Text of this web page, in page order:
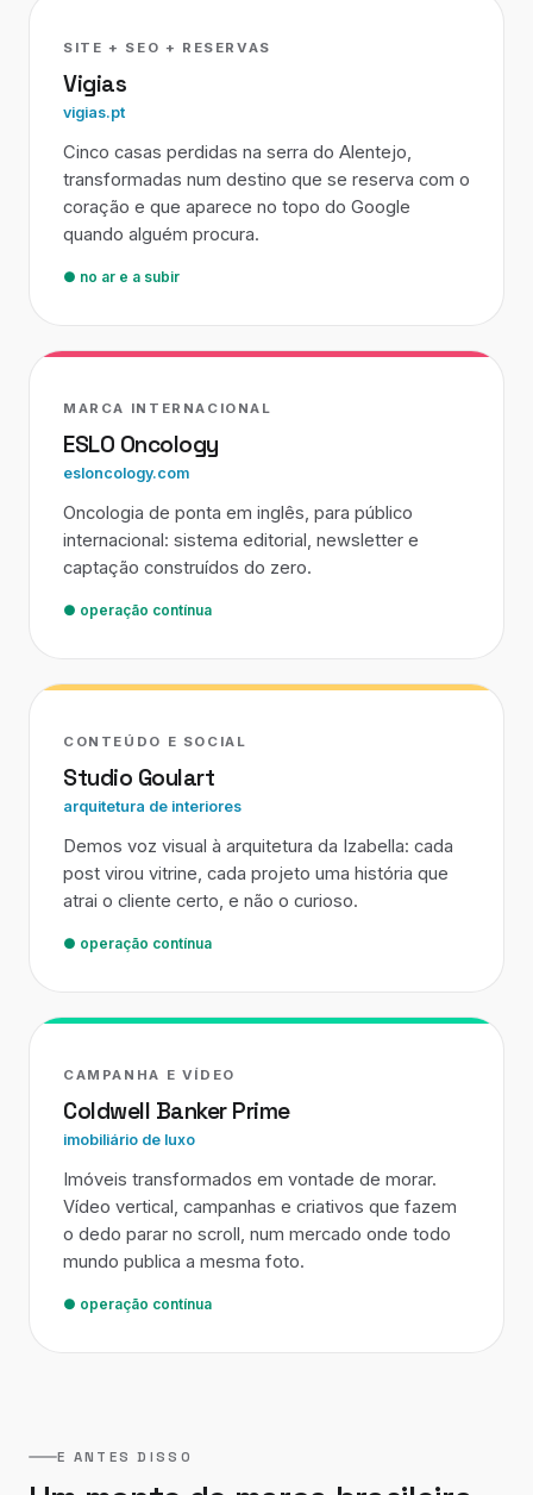
SITE + SEO + RESERVAS
Vigias
vigias.pt
Cinco casas perdidas na serra do Alentejo,
transformadas num destino que se reserva com o
coração e que aparece no topo do Google
quando alguém procura.
● no ar e a subir
MARCA INTERNACIONAL
ESLO Oncology
esloncology.com
Oncologia de ponta em inglês, para público
internacional: sistema editorial, newsletter e
captação construídos do zero.
● operação contínua
CONTEÚDO E SOCIAL
Studio Goulart
arquitetura de interiores
Demos voz visual à arquitetura da Izabella: cada
post virou vitrine, cada projeto uma história que
atrai o cliente certo, e não o curioso.
● operação contínua
CAMPANHA E VÍDEO
Coldwell Banker Prime
imobiliário de luxo
Imóveis transformados em vontade de morar.
Vídeo vertical, campanhas e criativos que fazem
o dedo parar no scroll, num mercado onde todo
mundo publica a mesma foto.
● operação contínua
E ANTES DISSO